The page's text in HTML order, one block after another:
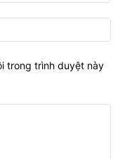
trong trình duyệt này